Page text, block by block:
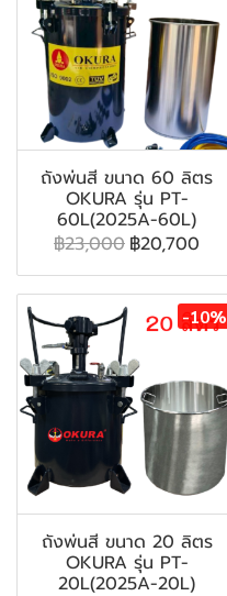
ถังพ่นสี ขนาด 60 ลิตร
OKURA รุ่น PT-
60L(2025A-60L)
฿23,000 ฿20,700
-10%
ถังพ่นสี ขนาด 20 ลิตร
OKURA รุ่น PT-
20L(2025A-20L)